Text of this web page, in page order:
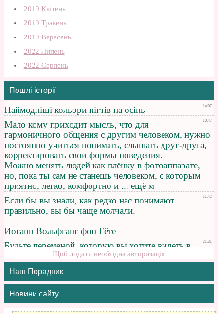
2019 Квітень
2019 Травень
2019 Вересень
2022 Липень
2022 Серпень
Пошлі історії
Щоб додати необхідна авторизація
Наш Порадник
Новини сайту